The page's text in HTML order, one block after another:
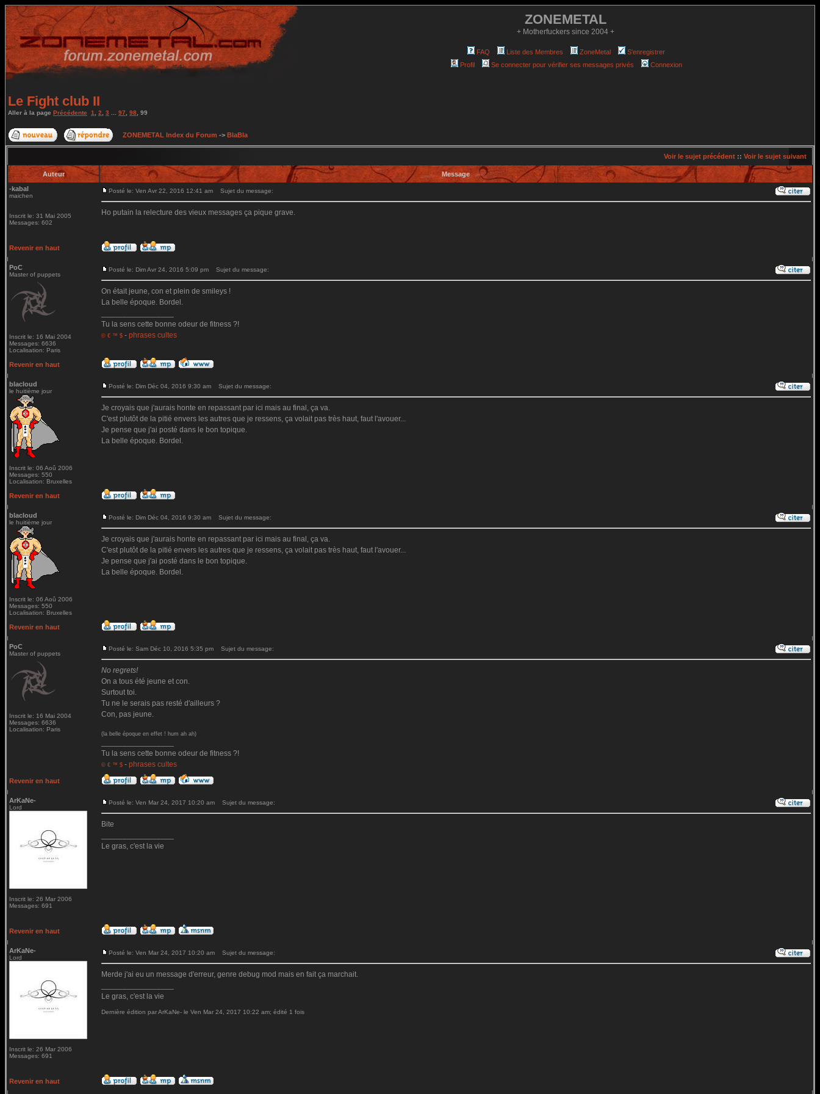
ZONEMETAL
+ Motherfuckers since 2004 +
FAQ Liste des Membres ZoneMetal
S'enregistrer
Profil
Se connecter pour vérifier ses messages privés Connexion
Le Fight club II
Aller à la page Précédente 1 2 3 97 98 99
ZONEMETAL Index du Forum -> BlaBla
Voir le sujet précédent :: Voir le sujet suivant
Auteur
Message
-kabal
maichen
Inscrit le: 31 Mai 2005
Messages: 602
Posté le: Ven Avr 22, 2016 12:41 am Sujet du message:
Ho putain la relecture des vieux messages ça pique grave.
Revenir en haut
PoC
Master of puppets
Inscrit le: 16 Mai 2004
Messages: 6636
Localisation: Paris
Posté le: Dim Avr 24, 2016 5:09 pm Sujet du message:
On était jeune, con et plein de smileys !
La belle époque. Bordel.
Tu la sens cette bonne odeur de fitness ?!
© € ™ $ - phrases cultes
Revenir en haut
blacloud
le huitième jour
Inscrit le: 06 Aoû 2006
Messages: 550
Localisation: Bruxelles
Posté le: Dim Déc 04, 2016 9:30 am Sujet du message:
Je croyais que j'aurais honte en repassant par ici mais au final, ça va.
C'est plutôt de la pitié envers les autres que je ressens, ça volait pas très haut, faut l'avouer...
Je pense que j'ai posté dans le bon topique.
La belle époque. Bordel.
Revenir en haut
blacloud
le huitième jour
Inscrit le: 06 Aoû 2006
Messages: 550
Localisation: Bruxelles
Posté le: Dim Déc 04, 2016 9:30 am Sujet du message:
Je croyais que j'aurais honte en repassant par ici mais au final, ça va.
C'est plutôt de la pitié envers les autres que je ressens, ça volait pas très haut, faut l'avouer...
Je pense que j'ai posté dans le bon topique.
La belle époque. Bordel.
Revenir en haut
PoC
Master of puppets
Inscrit le: 16 Mai 2004
Messages: 6636
Localisation: Paris
Posté le: Sam Déc 10, 2016 5:35 pm Sujet du message:
No regrets!
On a tous été jeune et con.
Surtout toi.
Tu ne le serais pas resté d'ailleurs ?
Con, pas jeune.
(la belle époque en effet ! hum ah ah)
Tu la sens cette bonne odeur de fitness ?!
© € ™ $ - phrases cultes
Revenir en haut
ArKaNe-
Lord
Inscrit le: 26 Mar 2006
Messages: 691
Posté le: Ven Mar 24, 2017 10:20 am Sujet du message:
Bite
Le gras, c'est la vie
Revenir en haut
ArKaNe-
Lord
Inscrit le: 26 Mar 2006
Messages: 691
Posté le: Ven Mar 24, 2017 10:20 am Sujet du message:
Merde j'ai eu un message d'erreur, genre debug mod mais en fait ça marchait.
Le gras, c'est la vie
Dernière édition par ArKaNe- le Ven Mar 24, 2017 10:22 am; édité 1 fois
Revenir en haut